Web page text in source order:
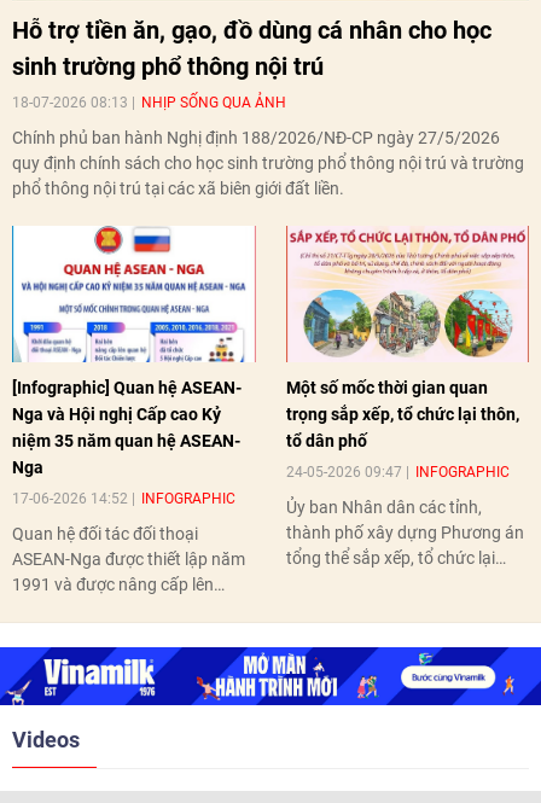
Hỗ trợ tiền ăn, gạo, đồ dùng cá nhân cho học
sinh trường phổ thông nội trú
18-07-2026 08:13 NHỊP SỐNG QUA ẢNH
Chính phủ ban hành Nghị định 188/2026/NĐ-CP ngày 27/5/2026
quy định chính sách cho học sinh trường phổ thông nội trú và trường
phổ thông nội trú tại các xã biên giới đất liền.
[Infographic] Quan hệ ASEAN-
Nga và Hội nghị Cấp cao Kỷ
niệm 35 năm quan hệ ASEAN-
Nga
17-06-2026 14:52 INFOGRAPHIC
Quan hệ đối tác đối thoại
ASEAN-Nga được thiết lập năm
1991 và được nâng cấp lên
nghị Cấp cao vào các năm 2005,
2010, 2016, 2018, 2021.
Một số mốc thời gian quan
trọng sắp xếp, tổ chức lại thôn,
tổ dân phố
24-05-2026 09:47 INFOGRAPHIC
Ủy ban Nhân dân các tỉnh,
thành phố xây dựng Phương án
tổng thể sắp xếp, tổ chức lại
Videos